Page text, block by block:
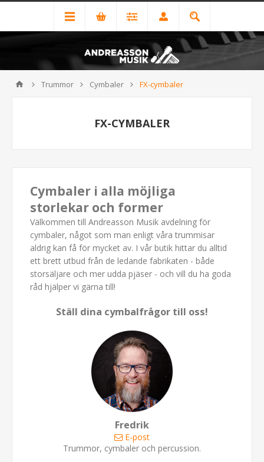
Trummor Cymbaler FX-cymbaler
FX-CYMBALER
Cymbaler i alla möjliga
storlekar och former
Välkommen till Andreasson Musik avdelning för
cymbaler, något som man enligt våra trummisar
aldrig kan få för mycket av. I vår butik hittar du alltid
ett brett utbud från de ledande fabrikaten - både
storsäljare och mer udda pjäser - och vill du ha goda
råd hjälper vi gärna till!
Ställ dina cymbalfrågor till oss!
Fredrik
E-post
Trummor, cymbaler och percussion.